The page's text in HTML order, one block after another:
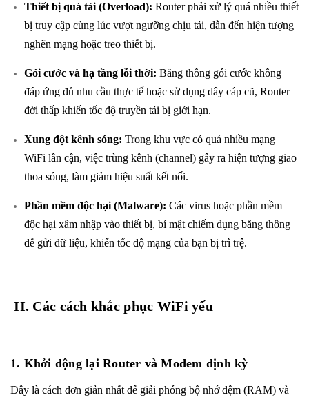
Thiết bị quá tải (Overload): Router phải xử lý quá nhiều thiết
bị truy cập cùng lúc vượt ngưỡng chịu tải, dẫn đến hiện tượng
nghẽn mạng hoặc treo thiết bị.
Gói cước và hạ tầng lỗi thời: Băng thông gói cước không
đáp ứng đủ nhu cầu thực tế hoặc sử dụng dây cáp cũ, Router
đời thấp khiến tốc độ truyền tải bị giới hạn.
Xung đột kênh sóng: Trong khu vực có quá nhiều mạng
WiFi lân cận, việc trùng kênh (channel) gây ra hiện tượng giao
thoa sóng, làm giảm hiệu suất kết nối.
Phần mềm độc hại (Malware): Các virus hoặc phần mềm
độc hại xâm nhập vào thiết bị, bí mật chiếm dụng băng thông
để gửi dữ liệu, khiến tốc độ mạng của bạn bị trì trệ.
II. Các cách khắc phục WiFi yếu
1. Khởi động lại Router và Modem định kỳ
Đây là cách đơn giản nhất để giải phóng bộ nhớ đệm (RAM) và